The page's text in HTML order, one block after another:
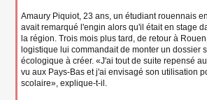
Amaury Piquiot, 23 ans, un étudiant rouennais
avait remarqué l'engin alors qu'il était en stage
la région. Trois mois plus tard, de retour à
logistique lui commandait de monter un dossier
écologique à créer. «J'ai tout de suite repensé
vu aux Pays-Bas et j'ai envisagé son utilisation
scolaire», explique-t-il.